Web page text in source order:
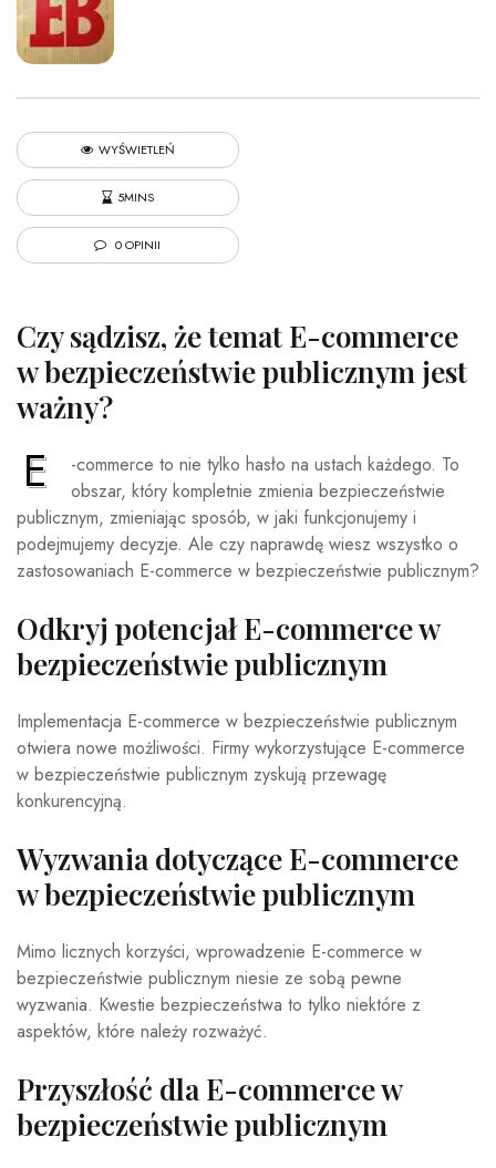
WYŚWIETLEŃ
5MINS
0 OPINII
Czy sądzisz, że temat E-commerce
w bezpieczeństwie publicznym jest
ważny?
E
-commerce to nie tylko hasło na ustach każdego. To
obszar, który kompletnie zmienia bezpieczeństwie
publicznym, zmieniając sposób, w jaki funkcjonujemy i
podejmujemy decyzje. Ale czy naprawdę wiesz wszystko o
zastosowaniach E-commerce w bezpieczeństwie publicznym?
Odkryj potencjał E-commerce w
bezpieczeństwie publicznym
Implementacja E-commerce w bezpieczeństwie publicznym
otwiera nowe możliwości. Firmy wykorzystujące E-commerce
w bezpieczeństwie publicznym zyskują przewagę
konkurencyjną.
Wyzwania dotyczące E-commerce
w bezpieczeństwie publicznym
Mimo licznych korzyści, wprowadzenie E-commerce w
bezpieczeństwie publicznym niesie ze sobą pewne
wyzwania. Kwestie bezpieczeństwa to tylko niektóre z
aspektów, które należy rozważyć.
Przyszłość dla E-commerce w
bezpieczeństwie publicznym